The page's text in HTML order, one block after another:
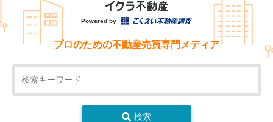
Powered by
プロのための不動産売買専門メディア
検索